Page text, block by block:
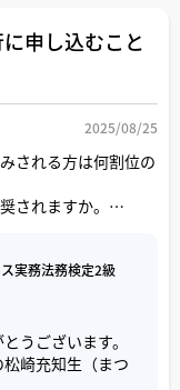
財産管理におい
る報酬等の費用
却はできず、本
動産所有者の判
条の12第１項に
になります。
根抵当権設定者
自分で用意する
、2500万円の住宅
なります。
の他に、登記費用
ど必要になりま
ので、頭金には
すると以下の通
（100万円）を支
しない限り売買
申し込むこと
2025/08/25
される方は何割位の
されますか。
実務法務検定2級
うございます。
崎充知生（まつ